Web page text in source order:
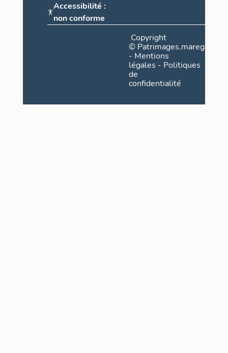
Accessibilité :
non conforme
Copyright
©
- Mentions
légales - Politiques
de
confidentialité